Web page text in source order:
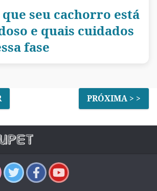
seu cachorro está
e quais cuidados
fase
PRÓXIMA > >